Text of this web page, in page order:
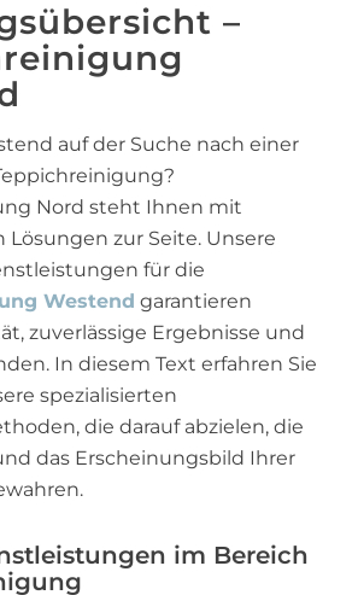
–
auf der Suche nach einer
Nord steht Ihnen mit
Lösungen zur Seite. Unsere
für die
Westend garantieren
zuverlässige Ergebnisse und
In diesem Text erfahren Sie
spezialisierten
die darauf abzielen, die
das Erscheinungsbild Ihrer
im Bereich